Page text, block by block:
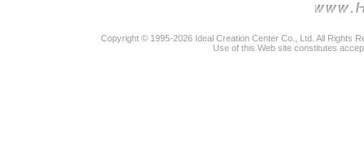
Copyright © 1995-2026 Ideal Creation Center Co., Ltd. All Rights
Use of this Web site constitutes